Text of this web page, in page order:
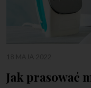
Jak prasować